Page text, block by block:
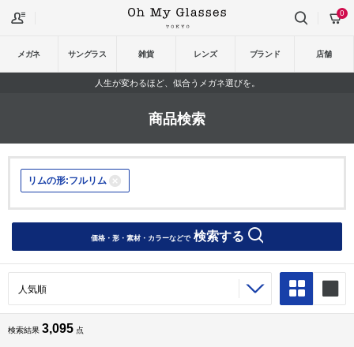
メガネ サングラス 雑貨 レンズ ブランド 店舗
0
人生が変わるほど、似合うメガネ選びを。
商品検索
リムの形:フルリム
価格・形・素材・カラーなどで検索する
検索結果 3,095 点